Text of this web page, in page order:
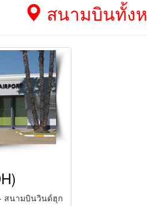
สนามบินทั้ง
- สนามบินวินด์ฮุก